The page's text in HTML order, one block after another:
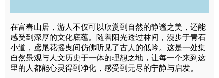
在富春山居，游人不仅可以欣赏到自然的静谧之美，还能
感受到深厚的文化底蕴。随着阳光透过林间，漫步于青石
小道，鸢尾花摇曳间仿佛听见了古人的低吟。这是一处集
自然景观与人文历史于一体的理想之地，让每一个来到这
里的人都能心灵得到净化，感受到无尽的宁静与启发。